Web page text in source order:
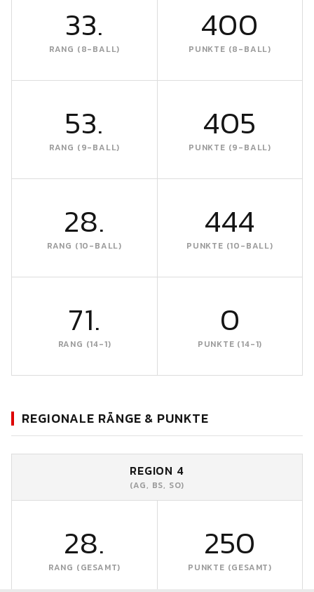
33.
RANG (8-BALL)
400
PUNKTE (8-BALL)
53.
RANG (9-BALL)
405
PUNKTE (9-BALL)
28.
RANG (10-BALL)
444
PUNKTE (10-BALL)
71.
RANG (14-1)
0
PUNKTE (14-1)
REGIONALE RÄNGE & PUNKTE
REGION 4
(AG, BS, SO)
28.
RANG (GESAMT)
250
PUNKTE (GESAMT)